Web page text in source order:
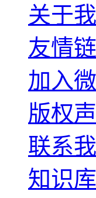
关于我
友情
加入
版权
联系我
知识库